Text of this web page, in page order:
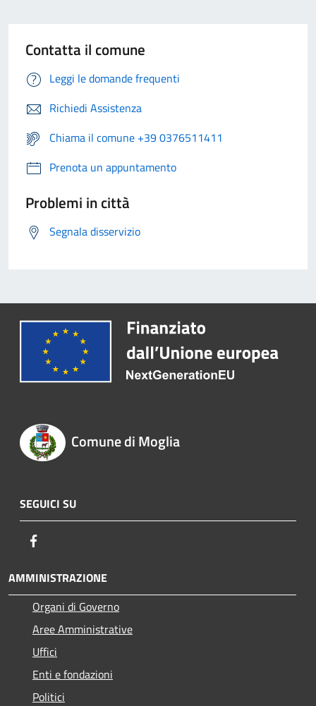
Contatta il comune
Leggi le domande frequenti
Richiedi Assistenza
Chiama il comune +39 0376511411
Prenota un appuntamento
Problemi in città
Segnala disservizio
Comune di Moglia
SEGUICI SU
AMMINISTRAZIONE
Organi di Governo
Aree Amministrative
Uffici
Enti e fondazioni
Politici